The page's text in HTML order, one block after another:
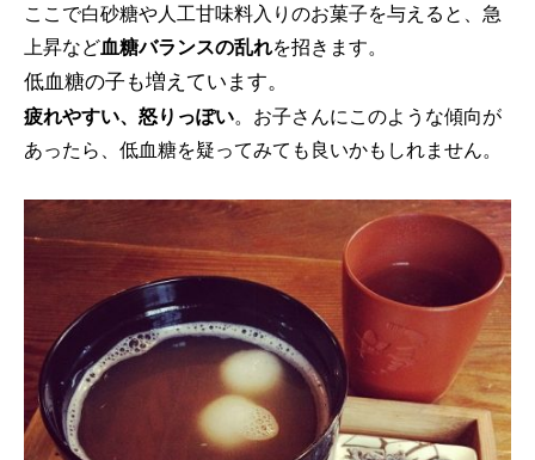
ここで白砂糖や人工甘味料入りのお菓子を与えると、急
上昇など血糖バランスの乱れを招きます。
低血糖の子も増えています。
疲れやすい、怒りっぽい。お子さんにこのような傾向が
あったら、低血糖を疑ってみても良いかもしれません。